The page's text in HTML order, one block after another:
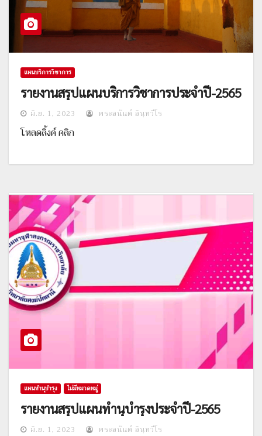
แผนบริการวิชาการ
รายงานสรุปแผนบริการวิชาการประจำปี-2565
มิ.ย. 1, 2023 พระอนันต์ อินฺทวีโร
โหลดลิ้งค์ คลิก
แผนทำนุบำรุง ไม่มีหมวดหมู่
รายงานสรุปแผนทำนุบำรุงประจำปี-2565
มิ.ย. 1, 2023 พระอนันต์ อินฺทวีโร